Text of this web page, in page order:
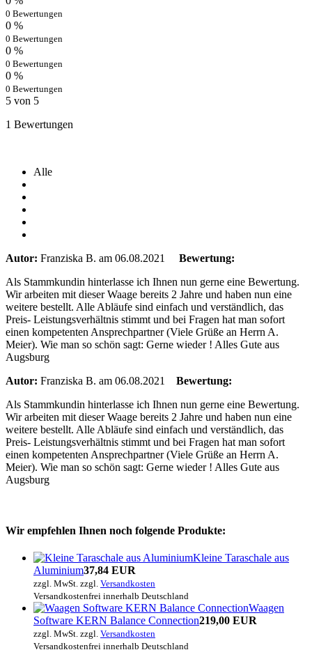
0 Bewertungen
0 %
0 Bewertungen
0 %
0 Bewertungen
0 %
0 Bewertungen
5 von 5
1 Bewertungen
Alle
Autor: Franziska B. am 06.08.2021 Bewertung:
Als Stammkundin hinterlasse ich Ihnen nun gerne eine Bewertung.
Wir arbeiten mit dieser Waage bereits 2 Jahre und haben nun eine
weitere bestellt. Alle Abläufe sind einfach und verständlich, das
Preis- Leistungsverhältnis stimmt und bei Fragen hat man sofort
einen kompetenten Ansprechpartner (Viele Grüße an Herrn A.
Meier). Wie man so schön sagt: Gerne wieder ! Alles Gute aus
Augsburg
Autor: Franziska B. am 06.08.2021 Bewertung:
Als Stammkundin hinterlasse ich Ihnen nun gerne eine Bewertung.
Wir arbeiten mit dieser Waage bereits 2 Jahre und haben nun eine
weitere bestellt. Alle Abläufe sind einfach und verständlich, das
Preis- Leistungsverhältnis stimmt und bei Fragen hat man sofort
einen kompetenten Ansprechpartner (Viele Grüße an Herrn A.
Meier). Wie man so schön sagt: Gerne wieder ! Alles Gute aus
Augsburg
Wir empfehlen Ihnen noch folgende Produkte:
Kleine Taraschale aus
Aluminium37,84 EUR
zzgl. MwSt. zzgl. Versandkosten
Versandkostenfrei innerhalb Deutschland
Waagen
Software KERN Balance Connection219,00 EUR
zzgl. MwSt. zzgl. Versandkosten
Versandkostenfrei innerhalb Deutschland